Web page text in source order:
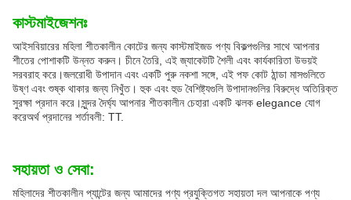
কাস্টমাইজেশনঃ
আইসবিয়ারের মহিলা শীতকালীন কোটের জন্য কাস্টমাইজড পণ্য বিকল্পগুলির সাথে আপনার
শীতের পোশাকটি উন্নত করুন। চীনে তৈরি, এই জ্যাকেটটি শৈলী এবং কার্যকারিতা উভয়ই
সরবরাহ করে।জলরোধী উপাদান এবং একটি পুরু নকশা সঙ্গে, এই পফ কোট ঠান্ডা মাসগুলিতে
উষ্ণ এবং শুষ্ক থাকার জন্য নিখুঁত। হুক এবং হুড বৈশিষ্ট্যগুলি উপাদানগুলির বিরুদ্ধে অতিরিক্ত
সুরক্ষা প্রদান করে।সুন্দর দৈর্ঘ্য আপনার শীতকালীন চেহারা একটি ঝলক elegance যোগ
করেঅর্থ প্রদানের শর্তাবলী: TT.
সহায়তা ও সেবা:
মহিলাদের শীতকালীন প্যান্টের জন্য আমাদের পণ্য প্রযুক্তিগত সহায়তা দল আপনাকে পণ্য